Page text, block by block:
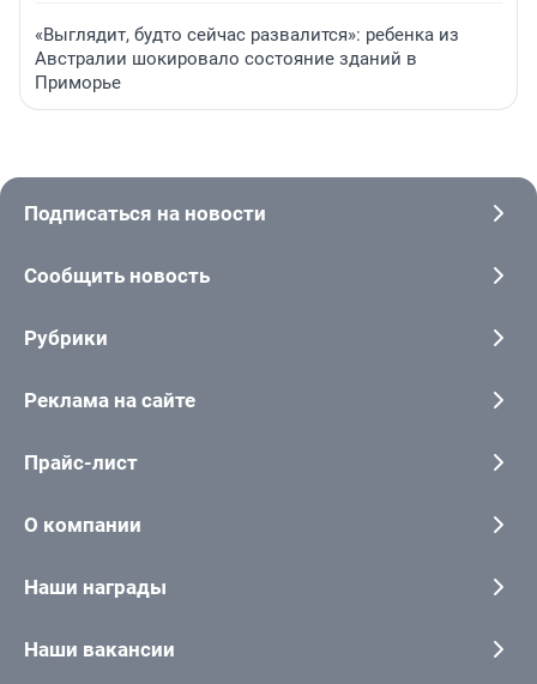
«Выглядит, будто сейчас развалится»: ребенка из
Австралии шокировало состояние зданий в
Приморье
Подписаться на новости
Сообщить новость
Рубрики
Реклама на сайте
Прайс-лист
О компании
Наши награды
Наши вакансии